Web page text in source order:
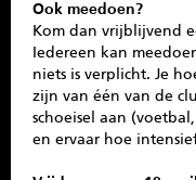
Ook meedoen?
Kom dan vrijblijvend
Iedereen kan
niets is verplicht. Je
zijn van één van de
schoeisel aan
en ervaar hoe